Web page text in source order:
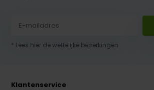
* Lees hier de wettelijke beperkingen
Klantenservice